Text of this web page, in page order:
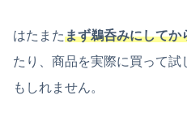
はたまたまず鵜呑みにしてか
たり、商品を実際に買って
もしれません。